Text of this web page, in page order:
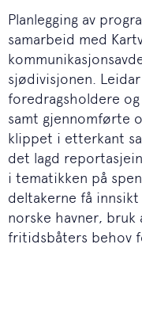
Planlegging av
samarbeid med
sjødivisjonen.
foredragsholdere og
samt gjennomførte
klippet i etterkant
det lagd
i tematikken på
deltakerne få
norske havner, bruk
fritidsbåters behov